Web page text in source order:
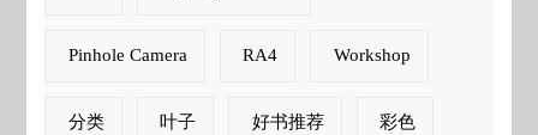
Pinhole Camera RA4 Workshop
分类 叶子 好书推荐 彩色